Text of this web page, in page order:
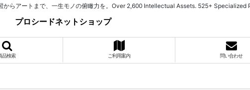
らアートまで、一生モノの俯瞰力を。Over 2,600 Intellectual Assets. 525+
プロシードネットショップ
品検索 ご利用案内 問い合わせ